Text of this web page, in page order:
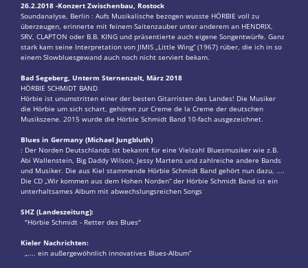
26.2.2018 -Konzert Zwischenbau, Rostock
Soundanalyse, Berlin : Aufs Musikalische bezogen wusste HÖRBIE voll zu
überzeugen, erinnerte mit feinem Saitenzauber unter anderem an HENDRIX,
SRV, CLAPTON oder B.B. KING und präsentierte auch eigene Songentwürfe. Ganz
stark kam seine Interpretation von JIMIS „Little Wing“ (1967) rüber, die ich in so
einem Slowbluesgewand auch noch nicht serviert bekam.
Bad Segeberg, Unterm Sternenzelt, März 2018
HÖRBIE SCHMIDT BAND
Hörbie ist unumstritten einer der besten Gitarristen des Landes! Die Musiker
die Hörbie um sich schart, gehören zur Creme de la Creme der deutschen
Musikszene. 2015 wurde die Hörbie Schmidt Band 10-fach ausgezeichnet.
Blues in Germany (Michael Jungbluth)
: Der Norden Deutschlands ist bekannt für eine Vielzahl Bluesmusiker wie z.B.
Abi Wallenstein, Big Daddy Wilson, Jessy Martens und zahlreiche andere Bands
und Musiker. Die aus Kiel stammende Hörbie Schmidt Band gehört nun dazu, ....
Die CD „Wir kommen aus dem Hohen Norden“ der Hörbie Schmidt Band ist ein
unterhaltsames Album mit abwechslungsreichen Songs
SHZ (Landeszeitung):
"Hörbie Schmidt - Retter des Blues"
Kieler Nachrichten:
„.... ein außergewöhnlich innovatives Blues-Album“